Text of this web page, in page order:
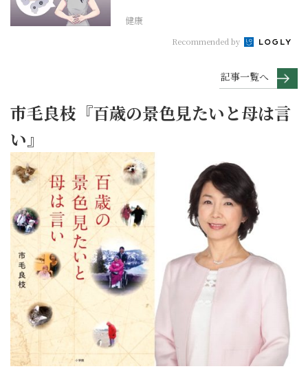
健康
Recommended by
記事一覧へ
市毛良枝『百歳の景色見たいと母は言
い』